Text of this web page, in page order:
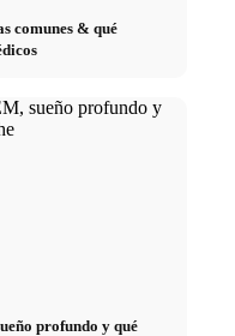
comunes & qué
profundo y qué